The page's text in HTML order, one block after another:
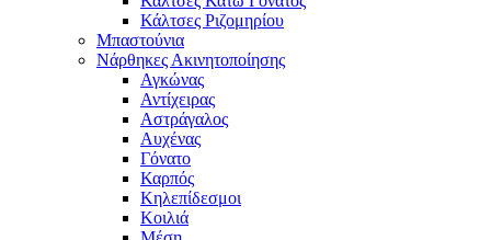
Κάλτσες Ριζομηρίου
Μπαστούνια
Νάρθηκες Ακινητοποίησης
Αγκώνας
Αντίχειρας
Αστράγαλος
Αυχένας
Γόνατο
Καρπός
Κηλεπίδεσμοι
Κοιλιά